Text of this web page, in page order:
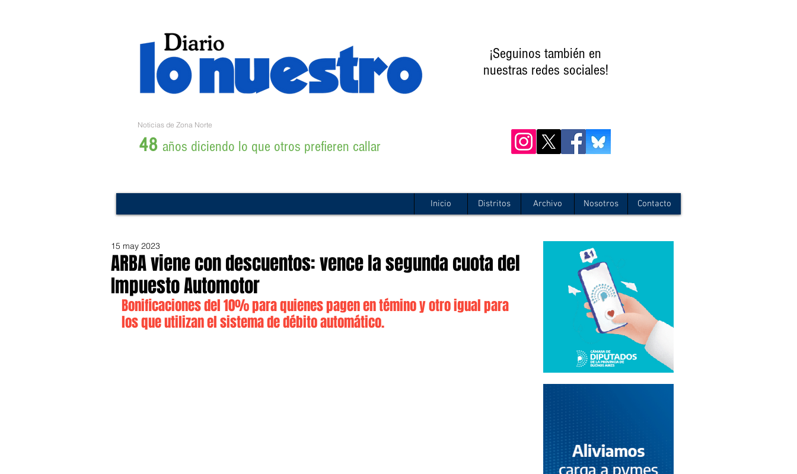
¡Seguinos también en
nuestras redes sociales!
Noticias de Zona Norte
48 años diciendo lo que otros prefieren callar
Inicio Distritos Archivo Nosotros Contacto
ARBA viene con descuentos: vence la segunda cuota del
Impuesto Automotor
15 may 2023
Bonificaciones del 10% para quienes pagen en témino y otro igual para
los que utilizan el sistema de débito automático.